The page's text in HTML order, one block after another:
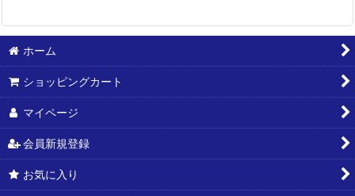
ホーム
ショッピングカート
マイページ
会員新規登録
お気に入り